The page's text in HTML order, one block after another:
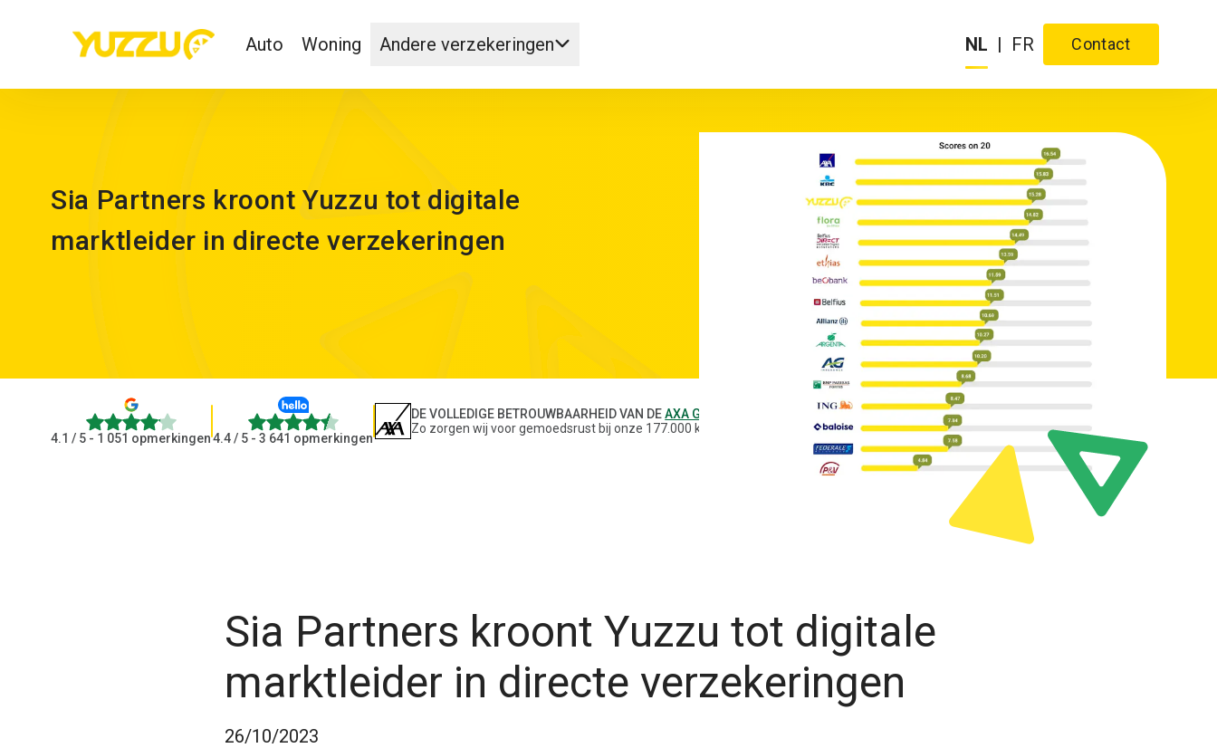
Auto Woning Andere verzekeringen NL | FR Contact
Sia Partners kroont Yuzzu tot digitale
marktleider in directe verzekeringen
4.1
4.1 / 5 - 1 051 opmerkingen
4.4
4.4 / 5 - 3 641 opmerkingen
DE VOLLEDIGE BETROUWBAARHEID VAN DEAXA GROEP
Zo zorgen wij voor gemoedsrust bij onze 177.000 klanten.
Sia Partners kroont Yuzzu tot digitale
marktleider in directe verzekeringen
26/10/2023